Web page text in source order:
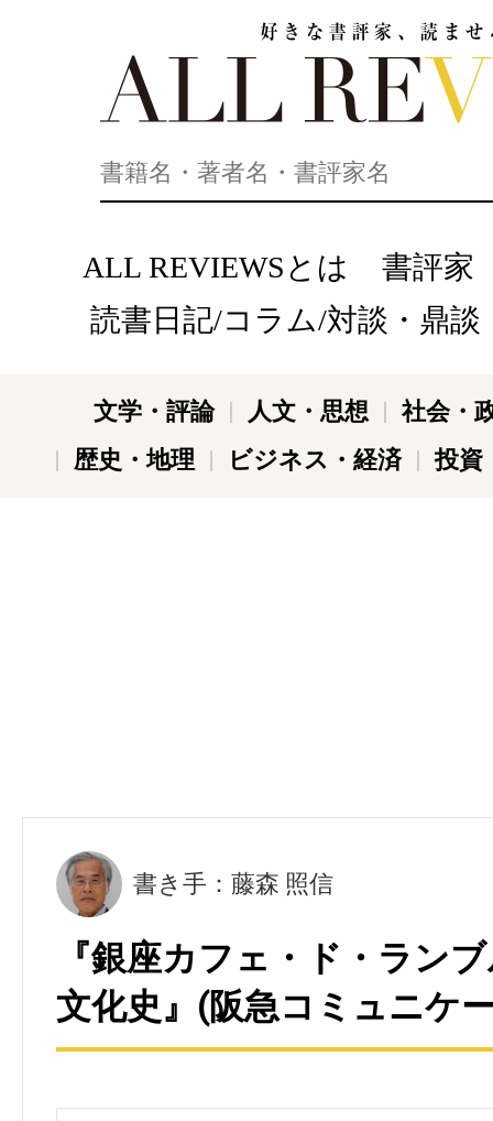
ALL REVIEWSとは
書評家
読書日記/コラム/対談・鼎談
文学・評論 人文・思想
社会・
歴史・地理
ビジネス・経済 投資
書き手：藤森 照信
『銀座カフェ・ド・ラン
文化史』(阪急コミュニケ